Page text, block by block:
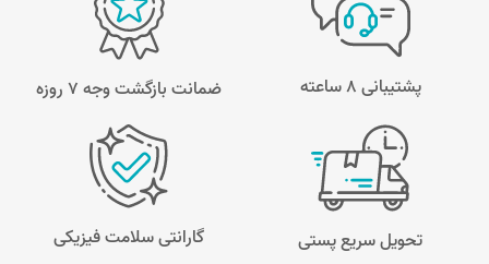
پشتیبانی 8 ساعته ضمانت بازگشت وجه ۷ روزه
تحویل سریع پستی گارانتی سلامت فیزیکی